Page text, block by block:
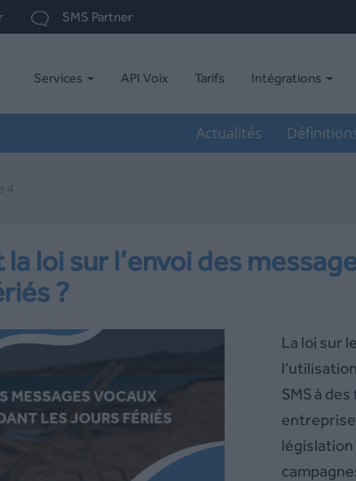
SMS Partner
Services API Voix Tarifs Intégrations
Actualités
4
la loi sur l’envoi des
?
La loi sur
SMS à